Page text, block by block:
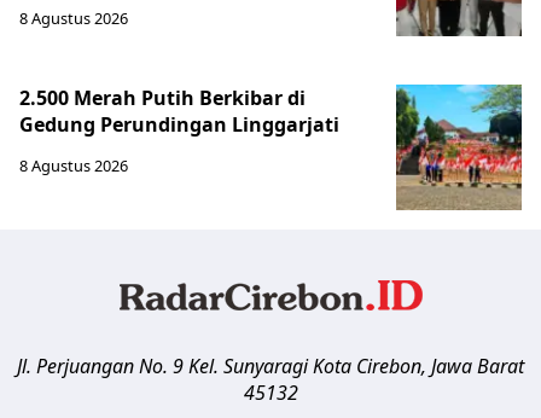
8 Agustus 2026
2.500 Merah Putih Berkibar di
Gedung Perundingan Linggarjati
8 Agustus 2026
Jl. Perjuangan No. 9 Kel. SunyaragiKota Cirebon, Jawa Barat
45132